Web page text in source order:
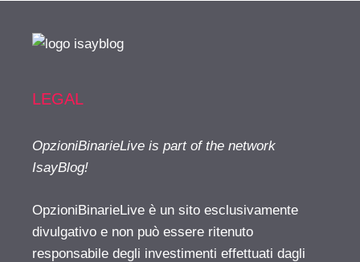
LEGAL
OpzioniBinarieLive is part of the network
IsayBlog!
OpzioniBinarieLive è un sito esclusivamente
divulgativo e non può essere ritenuto
responsabile degli investimenti effettuati dagli